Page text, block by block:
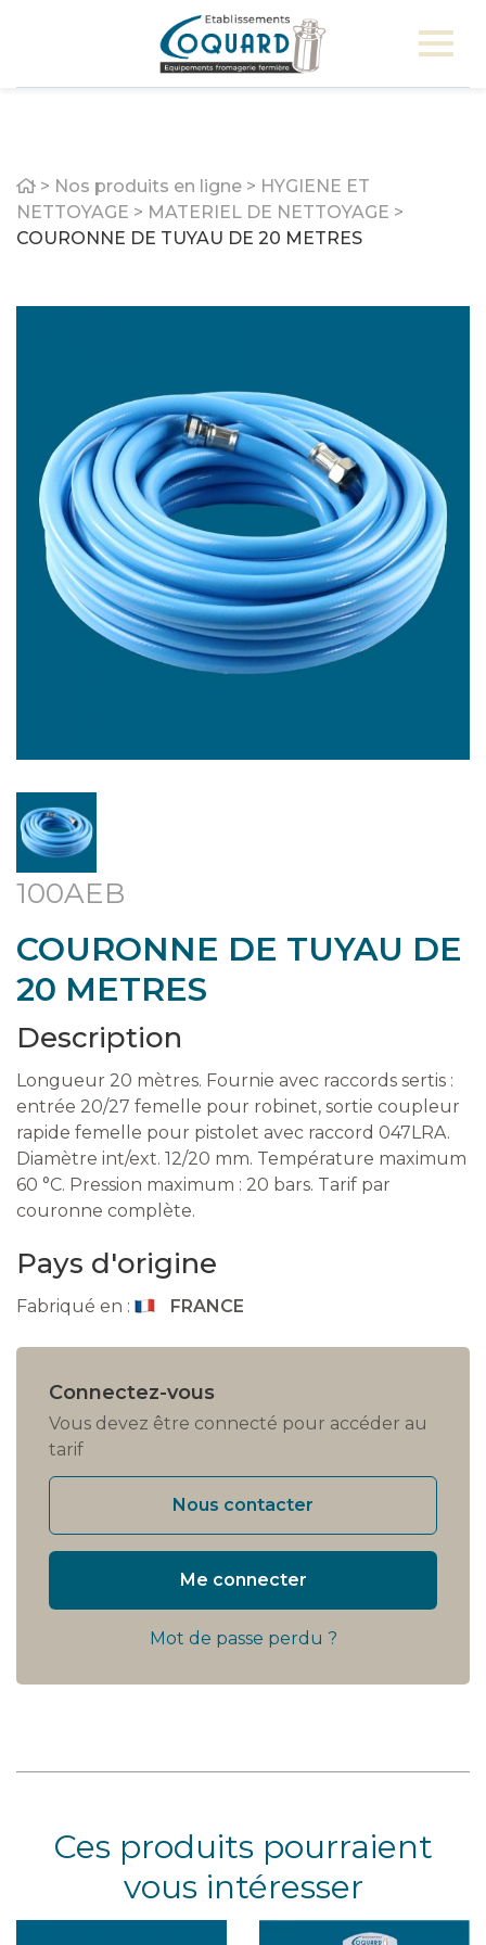
Home
> Nos produits en ligne > HYGIENE ET
NETTOYAGE > MATERIEL DE NETTOYAGE >
COURONNE DE TUYAU DE 20 METRES
100AEB
COURONNE DE TUYAU DE
20 METRES
Description
Longueur 20 mètres. Fournie avec raccords sertis :
entrée 20/27 femelle pour robinet, sortie coupleur
rapide femelle pour pistolet avec raccord 047LRA.
Diamètre int/ext. 12/20 mm. Température maximum
60 °C. Pression maximum : 20 bars. Tarif par
couronne complète.
Pays d'origine
Fabriqué en : FRANCE
Connectez-vous
Vous devez être connecté pour accéder au
tarif
Nous contacter
Me connecter
Mot de passe perdu ?
Ces produits pourraient
vous intéresser